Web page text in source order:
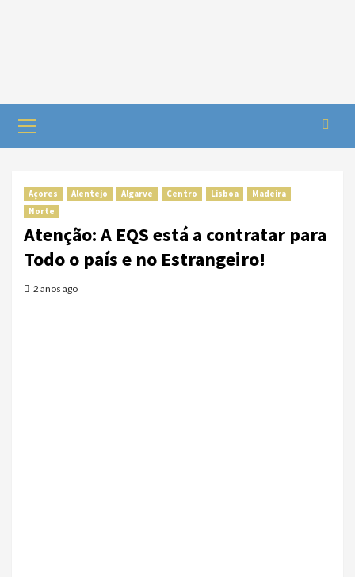
Açores Alentejo Algarve Centro Lisboa
Madeira
Norte
Atenção: A EQS está a contratar para
Todo o país e no Estrangeiro!
2 anos ago